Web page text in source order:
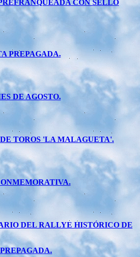
CON SELLO
PREPAGADA.
DE AGOSTO.
TOROS 'LA MALAGUETA'.
DEL RALLYE HISTÓRICO DE